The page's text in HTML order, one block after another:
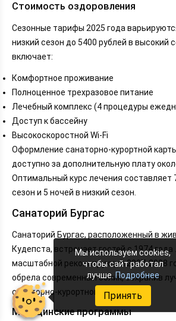
Стоимость оздоровления
Сезонные тарифы 2025 года
низкий сезон до 5400 рублей в высокий
включает:
Комфортное проживание
Полноценное трехразовое питание
Лечебный комплекс (4 процедуры
Доступ к бассейну
Высокоскоростной Wi-Fi
Оформление санаторно-курортной
доступно за дополнительную плату
Оптимальный курс лечения составляет
сезон и 5 ночей в низкий сезон.
Санаторий Бургас
Санаторий Бургас, расположенный в
Кудепста, встречает гостей с 1974 года
масштабной реконструкции 2007-2008
обрела современный облик, сохранив
санаторно-курортного лечения.
Медицинские программы
Мы используем cookies,
чтобы сайт работал
лучше.Подробнее
Принять